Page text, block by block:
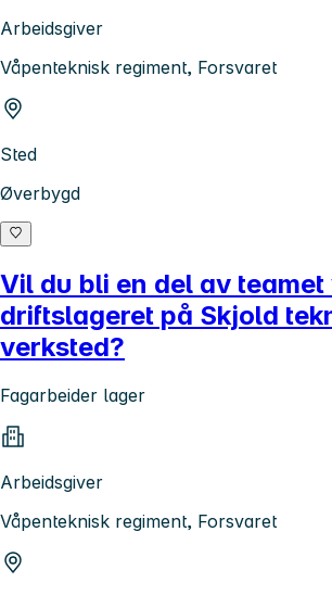
Arbeidsgiver
Våpenteknisk regiment, Forsvaret
Sted
Øverbygd
Vil du bli en del av
driftslageret på Skjold
verksted?
Fagarbeider lager
Arbeidsgiver
Våpenteknisk regiment, Forsvaret